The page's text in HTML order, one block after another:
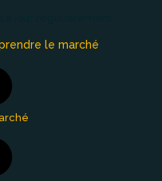
le marché